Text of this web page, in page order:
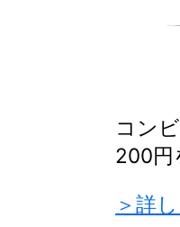
コン
200円
＞詳